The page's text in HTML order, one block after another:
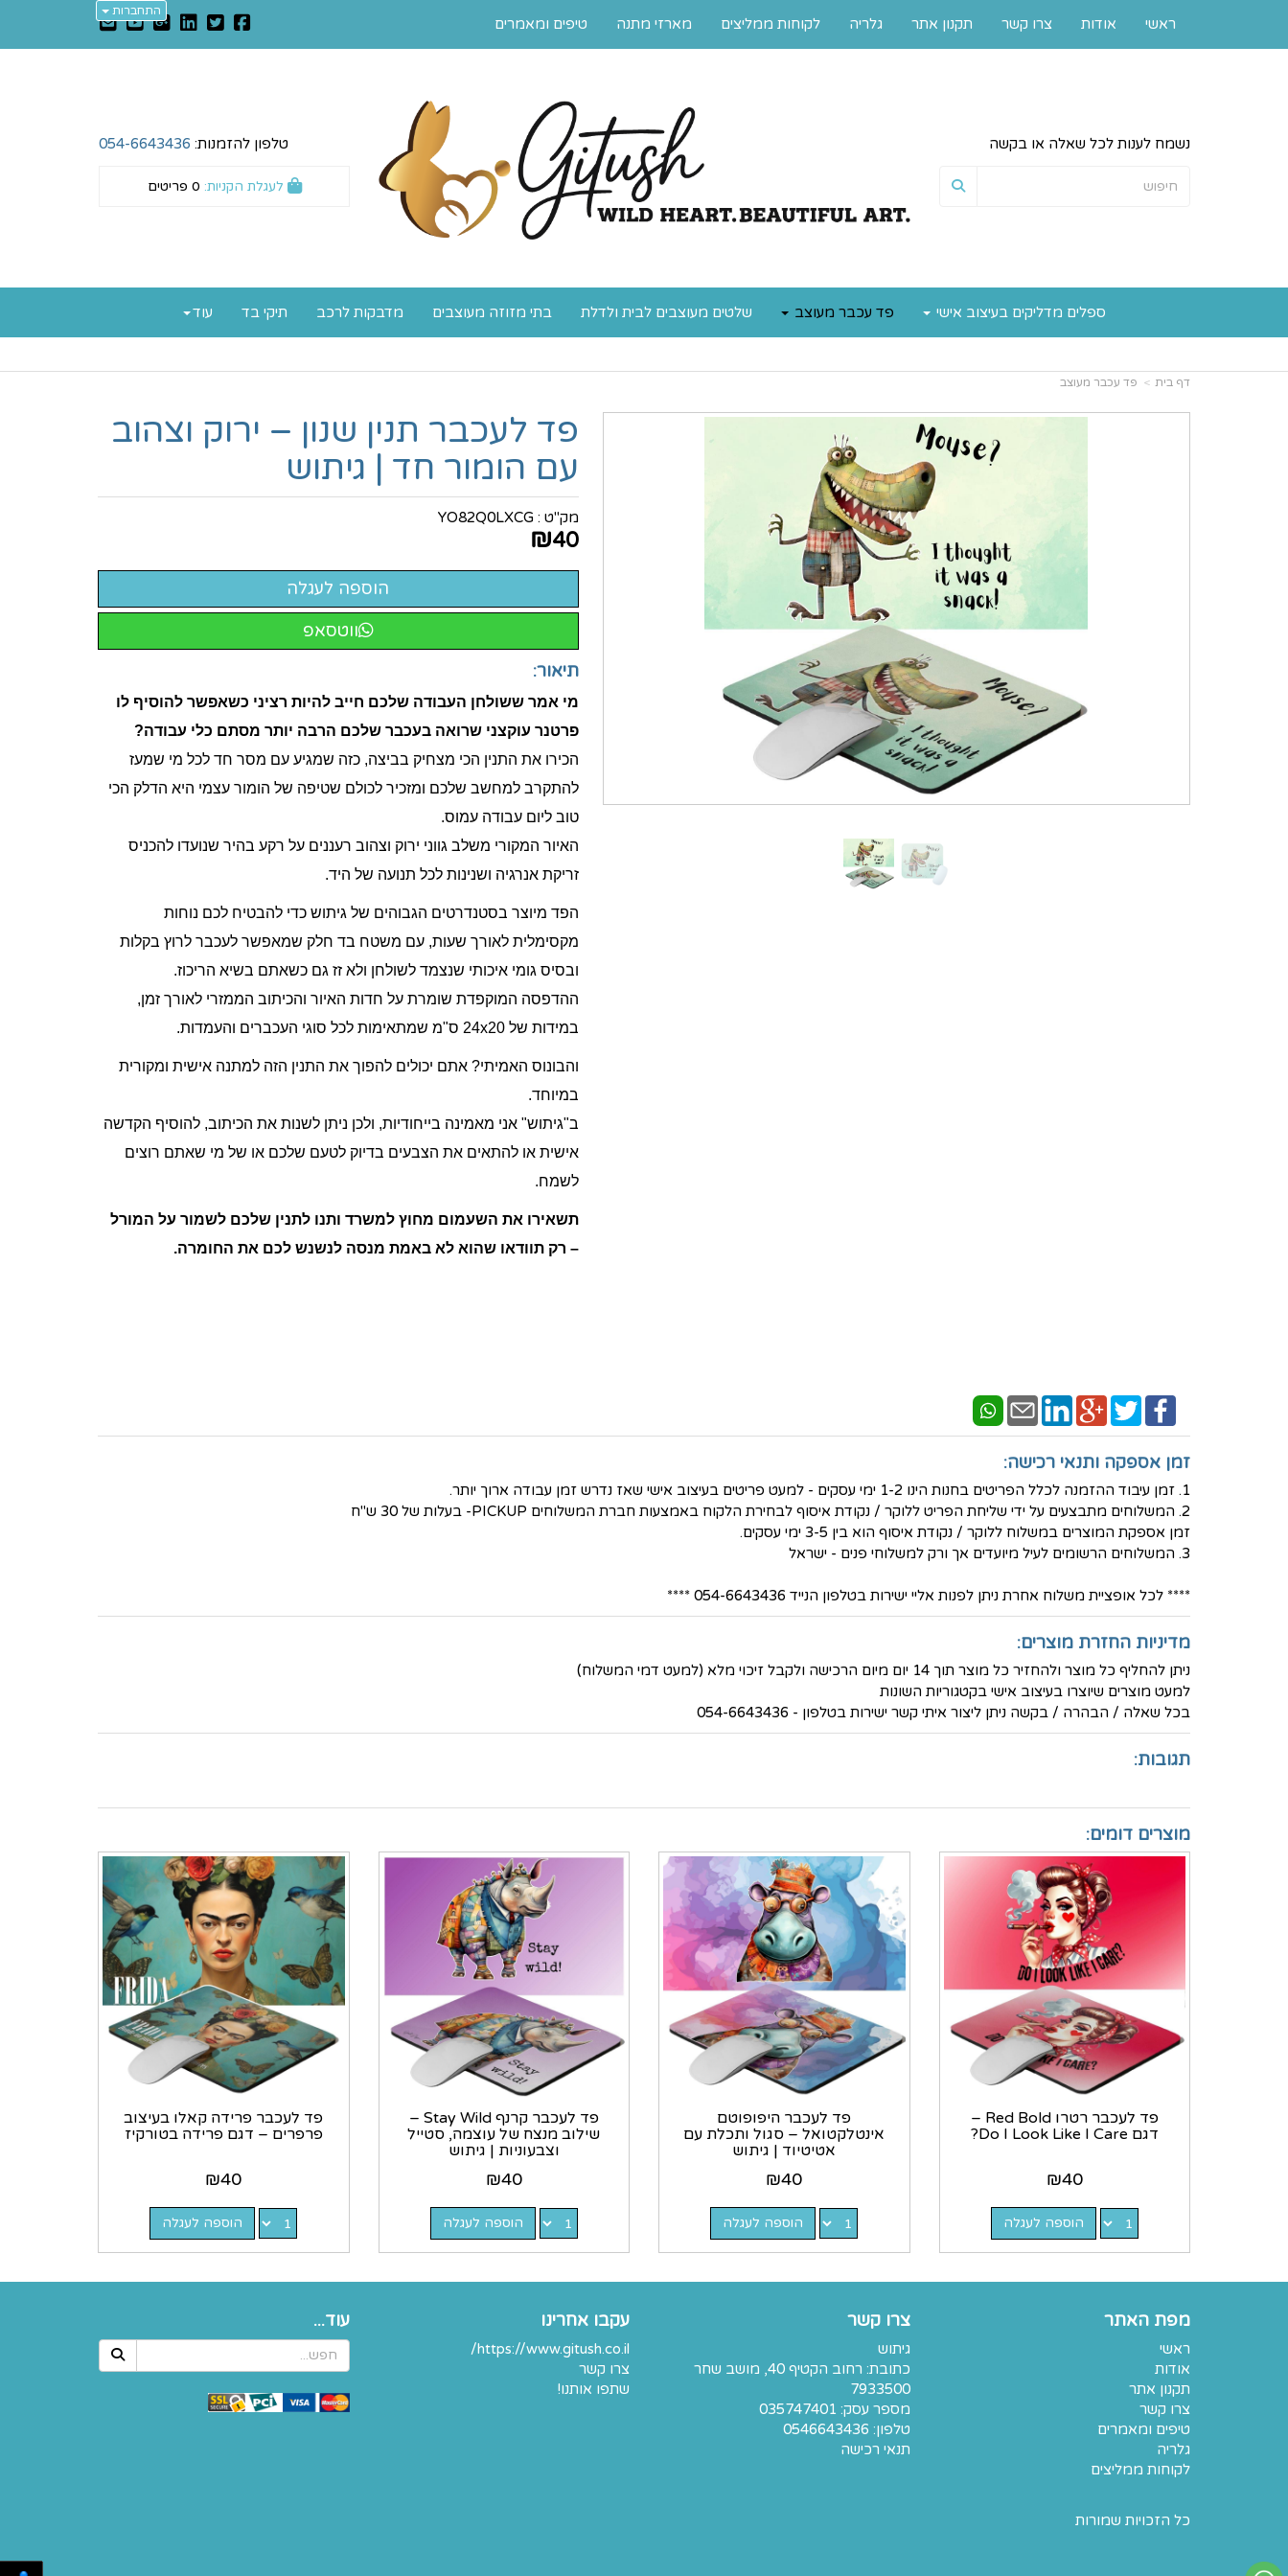
התחברות
נשמח לענות לכל שאלה או בקשה טלפון להזמנות: 054-6643436
0
ספלים מדליקים בעיצוב אישי פד עכבר מעוצב שלטים מעוצבים לבית ולדלת בתי מזוזה מעוצבים מדבקות לרכב תיקי בד עוד
ראשי אודות צרו קשר תקנון אתר גלריה לקוחות ממליצים מארזי מתנה טיפים ומאמרים
דף בית פד עכבר מעוצב
פד לעכבר תנין שנון – ירוק וצהוב
עם הומור חד | גיתוש
מק"ט : YO82Q0LXCG
₪40
ווטסאפ
תיאור:
מי אמר ששולחן העבודה שלכם חייב להיות רציני כשאפשר להוסיף לו
פרטנר עוקצני שרואה בעכבר שלכם הרבה יותר מסתם כלי עבודה?
הכירו את התנין הכי מצחיק בביצה, כזה שמגיע עם מסר חד לכל מי שמעז
להתקרב למחשב שלכם ומזכיר לכולם שטיפה של הומור עצמי היא הדלק הכי
טוב ליום עבודה עמוס.
האיור המקורי משלב גווני ירוק וצהוב רעננים על רקע בהיר שנועדו להכניס
זריקת אנרגיה ושנינות לכל תנועה של היד.
הפד מיוצר בסטנדרטים הגבוהים של גיתוש כדי להבטיח לכם נוחות
מקסימלית לאורך שעות, עם משטח בד חלק שמאפשר לעכבר לרוץ בקלות
ובסיס גומי איכותי שנצמד לשולחן ולא זז גם כשאתם בשיא הריכוז.
ההדפסה המוקפדת שומרת על חדות האיור והכיתוב הממזרי לאורך זמן,
במידות של 24x20 ס"מ שמתאימות לכל סוגי העכברים והעמדות.
והבונוס האמיתי? אתם יכולים להפוך את התנין הזה למתנה אישית ומקורית
במיוחד.
ב"גיתוש" אני מאמינה בייחודיות, ולכן ניתן לשנות את הכיתוב, להוסיף הקדשה
אישית או להתאים את הצבעים בדיוק לטעם שלכם או של מי שאתם רוצים
לשמח.
תשאירו את השעמום מחוץ למשרד ותנו לתנין שלכם לשמור על המורל
– רק תוודאו שהוא לא באמת מנסה לנשנש לכם את החומרה.
זמן אספקה ותנאי רכישה:
1. זמן עיבוד ההזמנה לכלל הפריטים בחנות הינו 1-2 ימי עסקים - למעט פריטים בעיצוב אישי שאז נדרש זמן עבודה ארוך יותר.
2. המשלוחים מתבצעים על ידי שליחת הפריט ללוקר / נקודת איסוף לבחירת הלקוח באמצעות חברת המשלוחים PICKUP- בעלות של 30 ש"ח
זמן אספקת המוצרים במשלוח ללוקר / נקודת איסוף הוא בין 3-5 ימי עסקים.
3. המשלוחים הרשומים לעיל מיועדים אך ורק למשלוחי פנים - ישראל
**** לכל אופציית משלוח אחרת ניתן לפנות אליי ישירות בטלפון הנייד 054-6643436 ****
מדיניות החזרת מוצרים:
ניתן להחליף כל מוצר ולהחזיר כל מוצר תוך 14 יום מיום הרכישה ולקבל זיכוי מלא (למעט דמי המשלוח)
למעט מוצרים שיוצרו בעיצוב אישי בקטגוריות השונות
בכל שאלה / הבהרה / בקשה ניתן ליצור איתי קשר ישירות בטלפון - 054-6643436
תגובות:
מוצרים דומים:
פד לעכבר רטרו Red Bold –
דגם Do I Look Like I Care?
₪40
הוספה לעגלה
פד לעכבר היפופוטם
אינטלקטואל – סגול ותכלת עם
אטיטיוד | גיתוש
₪40
הוספה לעגלה
פד לעכבר קרנף Stay Wild –
שילוב מנצח של עוצמה, סטייל
וצבעוניות | גיתוש
₪40
הוספה לעגלה
פד לעכבר פרידה קאלו בעיצוב
פרפרים – דגם פרידה בטורקיז
₪40
הוספה לעגלה
מפת האתר
ראשי
אודות
תקנון אתר
צרו קשר
טיפים ומאמרים
גלריה
לקוחות ממליצים
צרו קשר
גיתוש
כתובת: רחוב הקטיף 40, מושב שחר
7933500
מספר עסק: 035747401
טלפון: 0546643436
תנאי רכישה
עקבו אחרינו
https://www.gitush.co.il/
צרו קשר
שתפו אותנו!
עוד...
כל הזכויות שמורות